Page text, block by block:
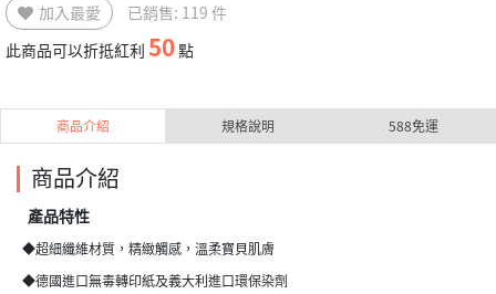
加入最愛
已銷售: 119 件
此商品可以折抵紅利 50點
商品介紹 規格說明 588免運
商品介紹
產品特性
◆超細纖維材質，精緻觸感，溫柔寶貝肌膚
◆德國進口無毒轉印紙及義大利進口環保染劑